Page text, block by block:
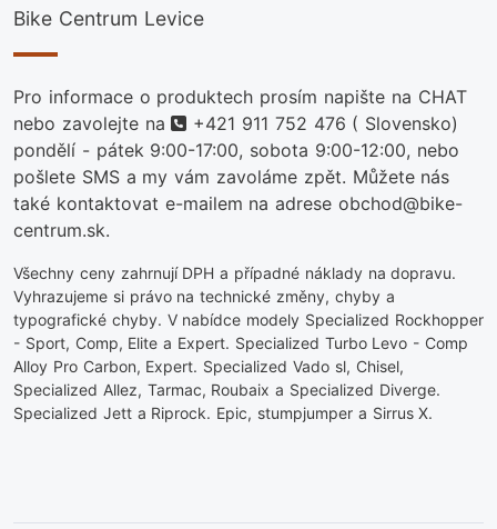
Bike Centrum Levice
Pro informace o produktech prosím napište na CHAT
nebo zavolejte na
telefon
+421 911 752 476 ( Slovensko)
pondělí - pátek 9:00-17:00, sobota 9:00-12:00, nebo
pošlete SMS a my vám zavoláme zpět. Můžete nás
také kontaktovat e-mailem na adrese obchod@bike-
centrum.sk.
Všechny ceny zahrnují DPH a případné náklady na dopravu.
Vyhrazujeme si právo na technické změny, chyby a
typografické chyby. V nabídce modely Specialized Rockhopper
- Sport, Comp, Elite a Expert. Specialized Turbo Levo - Comp
Alloy Pro Carbon, Expert. Specialized Vado sl, Chisel,
Specialized Allez, Tarmac, Roubaix a Specialized Diverge.
Specialized Jett a Riprock. Epic, stumpjumper a Sirrus X.